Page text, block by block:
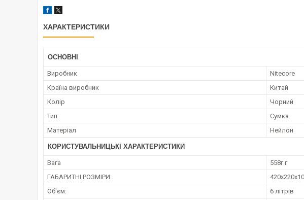
ХАРАКТЕРИСТИКИ
ОСНОВНІ
Виробник
Nitecore
Країна виробник
Китай
Колір
Чорний
Тип
Сумка
Матеріал
Нейлон
КОРИСТУВАЛЬНИЦЬКІ ХАРАКТЕРИСТИКИ
Вага
558г г
ГАБАРИТНІ РОЗМІРИ:
Об'єм:
6 літрів